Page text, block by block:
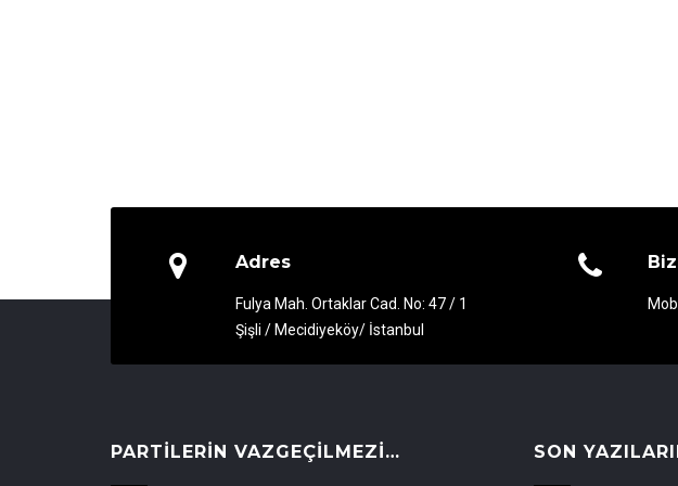
Adres
Fulya Mah. Ortaklar Cad. No: 47 / 1
Şişli / Mecidiyeköy/ İstanbul
PARTILERIN VAZGEÇILMEZI… SON